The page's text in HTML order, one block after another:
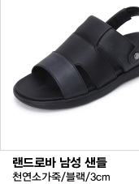
랜드로바 남성 샌들
천연소가죽/블랙/3cm